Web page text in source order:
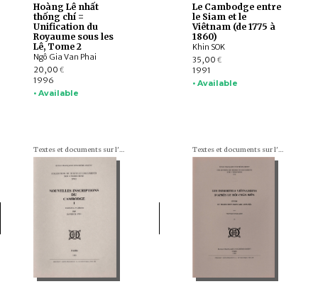
Hoàng Lê nhất
thống chí =
Unification du
Royaume sous les
Lê, Tome 2
Ngô Gia Van Phai
20,00 €
1996
• Available
Le Cambodge entre
le Siam et le
Viêtnam (de 1775 à
1860)
Khin SOK
35,00 €
1991
• Available
Textes et documents sur l'Indochine Textes et documents sur l'Indochine